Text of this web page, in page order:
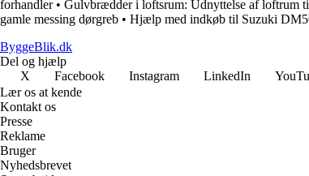
forhandler• Gulvbrædder i loftsrum: Udnyttelse af loftrum
gamle messing dørgreb • Hjælp med indkøb til Suzuki
ByggeBlik.dk
Del og hjælp
X
Facebook Instagram LinkedIn
Lær os at kende
Kontakt os
Presse
Reklame
Bruger
Nyhedsbrevet